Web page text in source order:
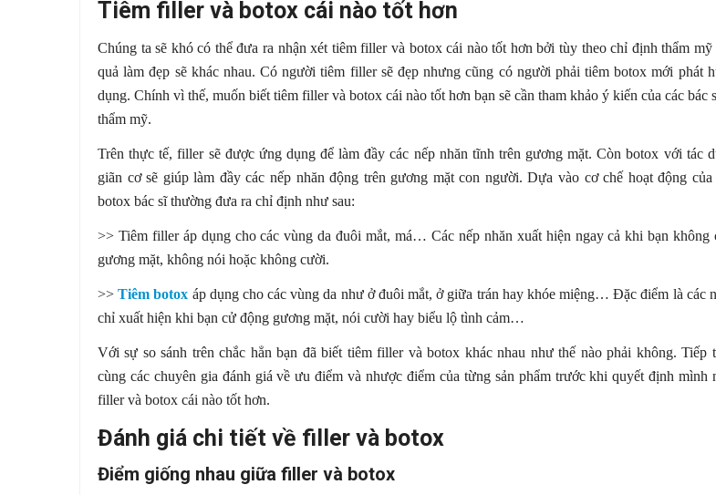
Tiêm filler và botox cái nào tốt hơn
Chúng ta sẽ khó có thể đưa ra nhận xét tiêm filler và botox cái nào tốt hơn bởi tùy theo chỉ định thẩm mỹ
quả làm đẹp sẽ khác nhau. Có người tiêm filler sẽ đẹp nhưng cũng có người phải tiêm botox mới phát
dụng. Chính vì thế, muốn biết tiêm filler và botox cái nào tốt hơn bạn sẽ cần tham khảo ý kiến của các bác
thẩm mỹ.
Trên thực tế, filler sẽ được ứng dụng để làm đầy các nếp nhăn tĩnh trên gương mặt. Còn botox với tác
giãn cơ sẽ giúp làm đầy các nếp nhăn động trên gương mặt con người. Dựa vào cơ chế hoạt động
botox bác sĩ thường đưa ra chỉ định như sau:
>> Tiêm filler áp dụng cho các vùng da đuôi mắt, má… Các nếp nhăn xuất hiện ngay cả khi bạn không
gương mặt, không nói hoặc không cười.
>>Tiêm botox áp dụng cho các vùng da như ở đuôi mắt, ở giữa trán hay khóe miệng… Đặc điểm là các
chỉ xuất hiện khi bạn cử động gương mặt, nói cười hay biểu lộ tình cảm…
Với sự so sánh trên chắc hẳn bạn đã biết tiêm filler và botox khác nhau như thế nào phải không. Tiếp
cùng các chuyên gia đánh giá về ưu điểm và nhược điểm của từng sản phẩm trước khi quyết định mình
filler và botox cái nào tốt hơn.
Đánh giá chi tiết về filler và botox
Điểm giống nhau giữa filler và botox